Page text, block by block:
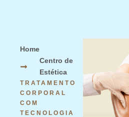
Home
Centro de
Estética
TRATAMENTO
CORPORAL
COM
TECNOLOGIA